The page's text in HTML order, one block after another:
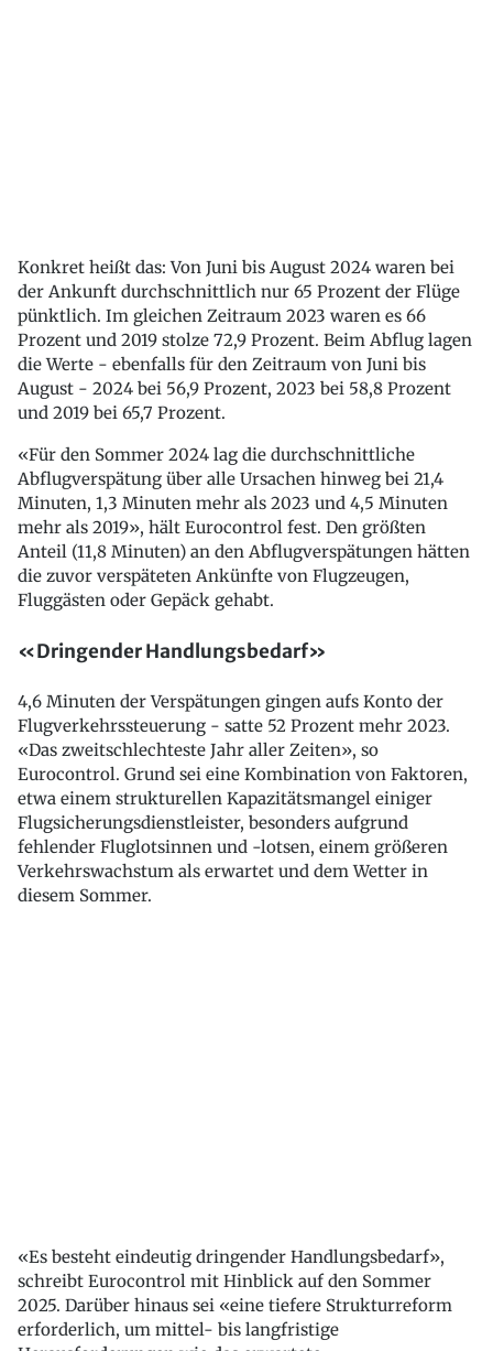
Konkret heißt das: Von Juni bis August 2024 waren bei
der Ankunft durchschnittlich nur 65 Prozent der Flüge
pünktlich. Im gleichen Zeitraum 2023 waren es 66
Prozent und 2019 stolze 72,9 Prozent. Beim Abflug lagen
die Werte - ebenfalls für den Zeitraum von Juni bis
August - 2024 bei 56,9 Prozent, 2023 bei 58,8 Prozent
und 2019 bei 65,7 Prozent.
«Für den Sommer 2024 lag die durchschnittliche
Abflugverspätung über alle Ursachen hinweg bei 21,4
Minuten, 1,3 Minuten mehr als 2023 und 4,5 Minuten
mehr als 2019», hält Eurocontrol fest. Den größten
Anteil (11,8 Minuten) an den Abflugverspätungen hätten
die zuvor verspäteten Ankünfte von Flugzeugen,
Fluggästen oder Gepäck gehabt.
«Dringender Handlungsbedarf»
4,6 Minuten der Verspätungen gingen aufs Konto der
Flugverkehrssteuerung - satte 52 Prozent mehr 2023.
«Das zweitschlechteste Jahr aller Zeiten», so
Eurocontrol. Grund sei eine Kombination von Faktoren,
etwa einem strukturellen Kapazitätsmangel einiger
Flugsicherungsdienstleister, besonders aufgrund
fehlender Fluglotsinnen und -lotsen, einem größeren
Verkehrswachstum als erwartet und dem Wetter in
diesem Sommer.
«Es besteht eindeutig dringender Handlungsbedarf»,
schreibt Eurocontrol mit Hinblick auf den Sommer
2025. Darüber hinaus sei «eine tiefere Strukturreform
erforderlich, um mittel- bis langfristige